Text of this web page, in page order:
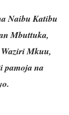
Naibu Katibu
Mbuttuka,
Mkuu,
pamoja na